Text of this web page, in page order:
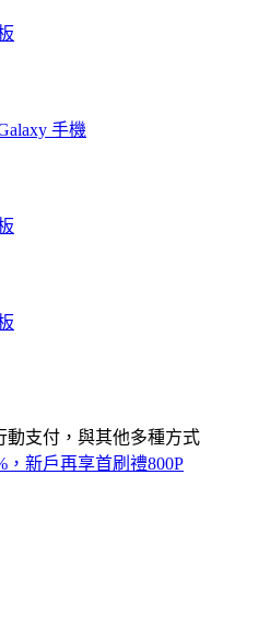
手機
動支付，與其他多種方式
，新戶再享首刷禮800P